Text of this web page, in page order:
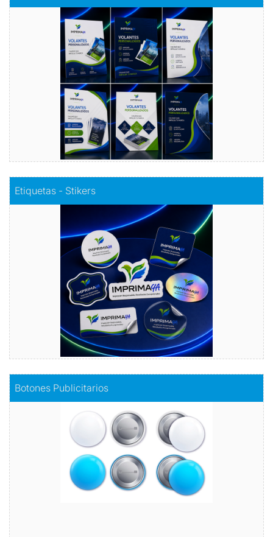
Publicidad efectiva, presupuesto inteligente: Nuestros
volantes publicitarios económicos, la clave para llegar a
más clientes sin romper el banco.
Comprar
Etiquetas - Stikers
Este elemento es unas muchas veces para clasificar
diferentes unidades en un conjunto de elementos, que al
mismo tiempo sirven para darles relevancia especial
Comprar
Comprar
Botones Publicitarios
Lleva tu marca al siguiente nivel
Comprar
Comprar